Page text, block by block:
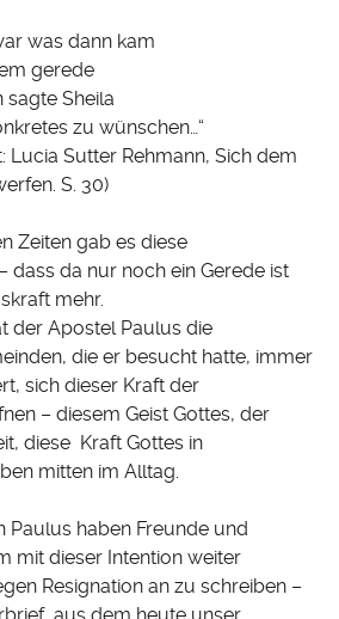
was dann kam
gerede
sagte Sheila
zu wünschen…“
Lucia Sutter Rehmann, Sich dem
S. 30)
Zeiten gab es diese
dass da nur noch ein Gerede ist
mehr.
der Apostel Paulus die
die er besucht hatte, immer
sich dieser Kraft der
– diesem Geist Gottes, der
diese Kraft Gottes in
mitten im Alltag.
Paulus haben Freunde und
mit dieser Intention weiter
Resignation an zu schreiben –